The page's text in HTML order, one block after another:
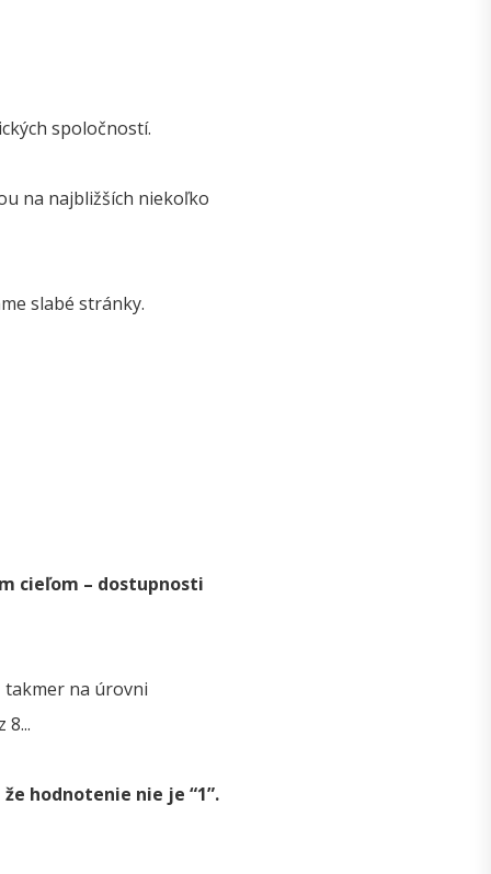
spoločností.
na najbližších niekoľko
slabé stránky.
cieľom – dostupnosti
takmer na úrovni
8...
hodnotenie nie je “1”.